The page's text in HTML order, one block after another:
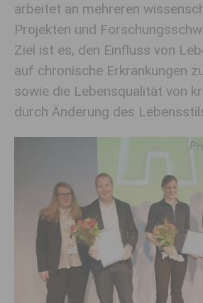
arbeitet an mehreren
Projekten und
Ziel ist es, den Einfluss von
auf chronische Erkrankungen
sowie die Lebensqualität von
durch Änderung des